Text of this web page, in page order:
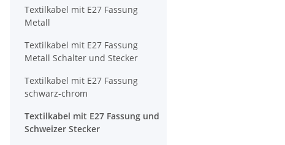
Textilkabel mit E27 Fassung
Metall
Textilkabel mit E27 Fassung
Metall Schalter und Stecker
Textilkabel mit E27 Fassung
schwarz-chrom
Textilkabel mit E27 Fassung und
Schweizer Stecker